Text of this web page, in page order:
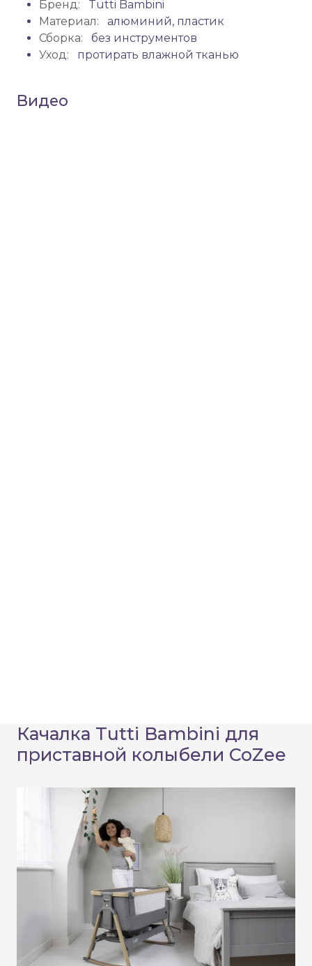
Бренд:
Tutti Bambini
Материал:
алюминий, пластик
Сборка:
без инструментов
Уход:
протирать влажной тканью
Видео
Качалка Tutti Bambini для
приставной колыбели CoZee